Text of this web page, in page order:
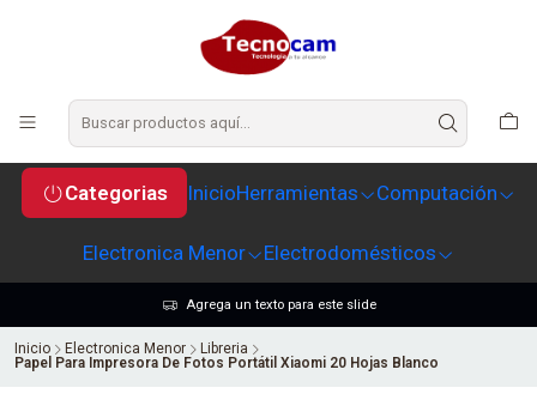
Categorias InicioHerramientas Computación
Electronica Menor Electrodomésticos
Agrega un texto para este slide
Inicio Electronica Menor
Libreria
Papel Para Impresora De Fotos Portátil Xiaomi 20 Hojas Blanco